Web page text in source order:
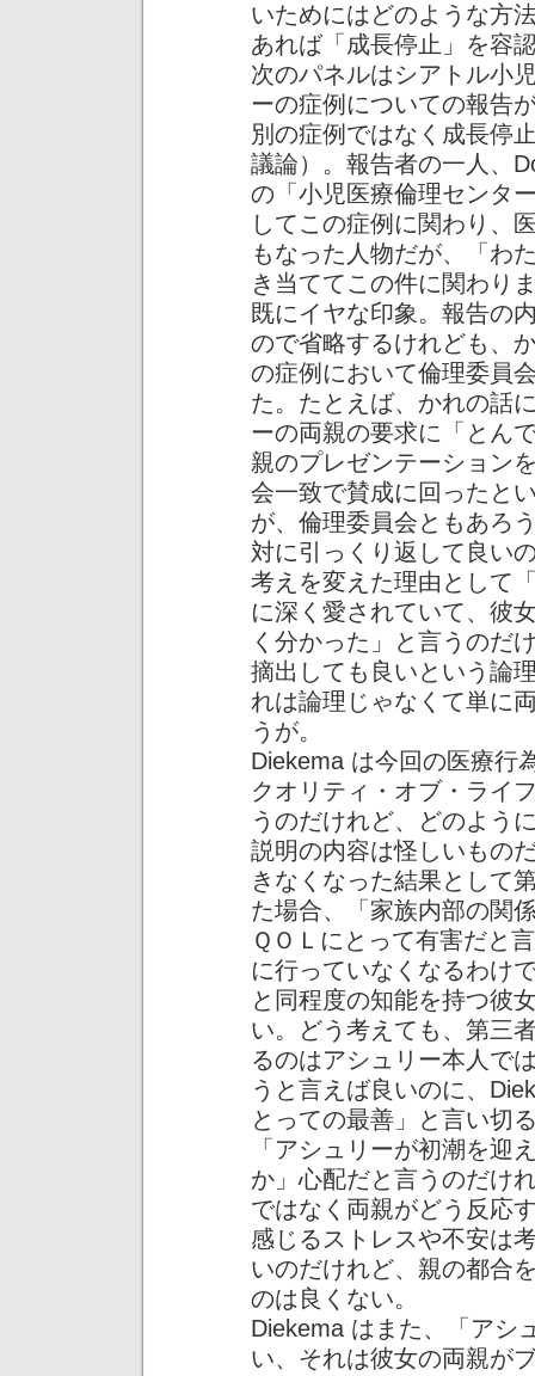
いためにはどのような方
あれば「成長停止」を容
次のパネルはシアトル小
ーの症例についての報告
別の症例ではなく成長停
議論）。報告者の一人、
の「小児医療倫理センタ
してこの症例に関わり、
もなった人物だが、「わ
き当ててこの件に関わり
既にイヤな印象。報告の
ので省略するけれども、
の症例において倫理委員
た。たとえば、かれの話
ーの両親の要求に「とん
親のプレゼンテーション
会一致で賛成に回ったと
が、倫理委員会ともあろ
対に引っくり返して良い
考えを変えた理由として
に深く愛されていて、彼
く分かった」と言うのだ
摘出しても良いという論
れは論理じゃなくて単に
うが。
Diekema は今回の医療行
クオリティ・オブ・ライ
うのだけれど、どのよう
説明の内容は怪しいもの
きなくなった結果として
た場合、「家族内部の関
ＱＯＬにとって有害だと
に行っていなくなるわけ
と同程度の知能を持つ彼
い。どう考えても、第三
るのはアシュリー本人で
うと言えば良いのに、
とっての最善」と言い切
「アシュリーが初潮を迎
か」心配だと言うのだけ
ではなく両親がどう反応
感じるストレスや不安は
いのだけれど、親の都合
のは良くない。
Diekema はまた、「アシ
い、それは彼女の両親が